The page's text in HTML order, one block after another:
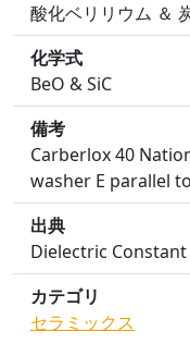
酸化ベリリウム ＆
化学式
BeO & SiC
備考
Carberlox 40
washer E parallel
出典
Dielectric
カテゴリ
セラミックス